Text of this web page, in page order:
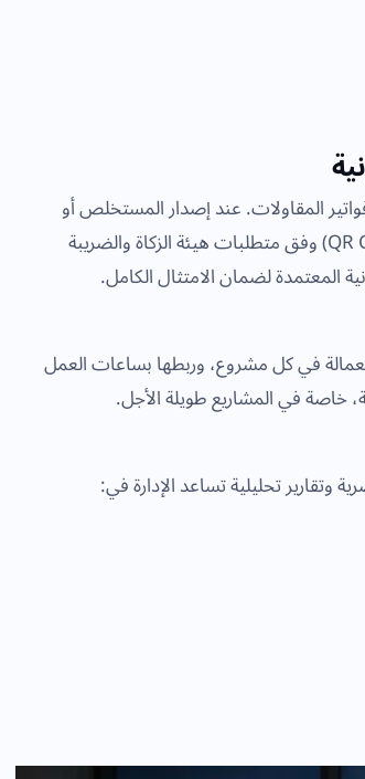
المقاولات. عند إصدار المستخلص أو
الفاتورة، تُحتسب الضريبة تلقائيًا ويُضاف رمز الاستجابة السريع (QR Code) وفق متطلبات هيئة الزكاة والضريبة
المعتمدة لضمان الامتثال الكامل.
في كل مشروع، وربطها بساعات العمل
خاصة في المشاريع طويلة الأجل.